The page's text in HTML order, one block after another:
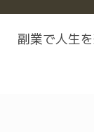
副業で人生